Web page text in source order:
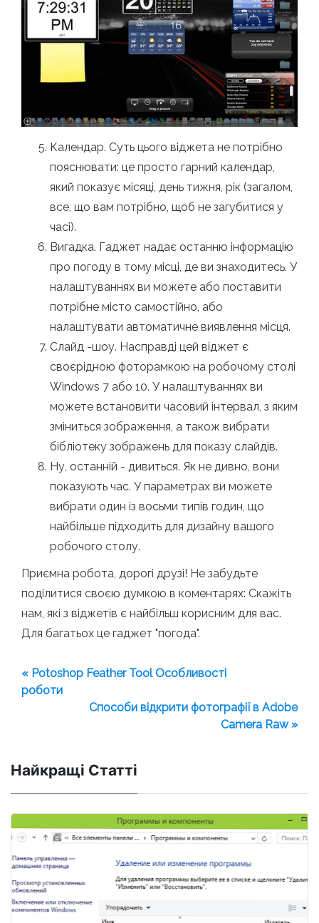
Календар. Суть цього віджета не потрібно
пояснювати: це просто гарний календар,
який показує місяці, день тижня, рік (загалом,
все, що вам потрібно, щоб не загубитися у
часі).
Вигадка. Гаджет надає останню інформацію
про погоду в тому місці, де ви знаходитесь. У
налаштуваннях ви можете або поставити
потрібне місто самостійно, або
налаштувати автоматичне виявлення місця.
Слайд -шоу. Насправді цей віджет є
своєрідною фоторамкою на робочому столі
Windows 7 або 10. У налаштуваннях ви
можете встановити часовий інтервал, з яким
зміниться зображення, а також вибрати
бібліотеку зображень для показу слайдів.
Ну, останній - дивиться. Як не дивно, вони
показують час. У параметрах ви можете
вибрати один із восьми типів годин, що
найбільше підходить для дизайну вашого
робочого столу.
Приємна робота, дорогі друзі! Не забудьте
поділитися своєю думкою в коментарях: Скажіть
нам, які з віджетів є найбільш корисним для вас.
Для багатьох це гаджет "погода".
« Potoshop Feather Tool Особливості
роботи
Способи відкрити фотографії в Adobe
Camera Raw »
Найкращі Статті